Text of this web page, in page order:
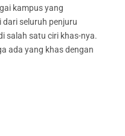
kampus yang
seluruh penjuru
salah satu ciri khas-nya.
ada yang khas dengan